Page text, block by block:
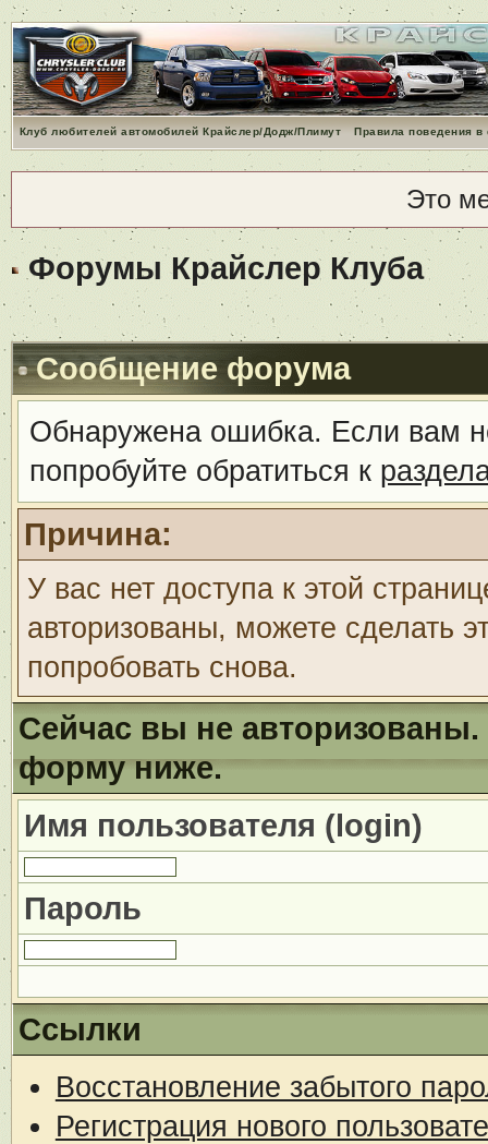
Клуб любителей автомобилей Крайслер/Додж/Плимут Правила поведения
Это
Форумы Крайслер Клуба
Сообщение форума
Обнаружена ошибка. Если вам
попробуйте обратиться к
Причина:
У вас нет доступа к этой
авторизованы, можете сделать
попробовать снова.
Сейчас вы не авторизованы.
форму ниже.
Имя пользователя (login)
Пароль
Ссылки
Восстановление забытого
Регистрация нового